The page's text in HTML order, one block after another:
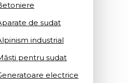
de sudat
industrial
pentru sudat
electrice